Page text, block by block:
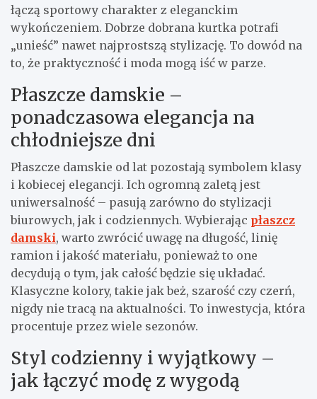
łączą sportowy charakter z eleganckim
wykończeniem. Dobrze dobrana kurtka potrafi
„unieść” nawet najprostszą stylizację. To dowód na
to, że praktyczność i moda mogą iść w parze.
Płaszcze damskie –
ponadczasowa elegancja na
chłodniejsze dni
Płaszcze damskie od lat pozostają symbolem klasy
i kobiecej elegancji. Ich ogromną zaletą jest
uniwersalność – pasują zarówno do stylizacji
biurowych, jak i codziennych. Wybierając płaszcz
damski, warto zwrócić uwagę na długość, linię
ramion i jakość materiału, ponieważ to one
decydują o tym, jak całość będzie się układać.
Klasyczne kolory, takie jak beż, szarość czy czerń,
nigdy nie tracą na aktualności. To inwestycja, która
procentuje przez wiele sezonów.
Styl codzienny i wyjątkowy –
jak łączyć modę z wygodą